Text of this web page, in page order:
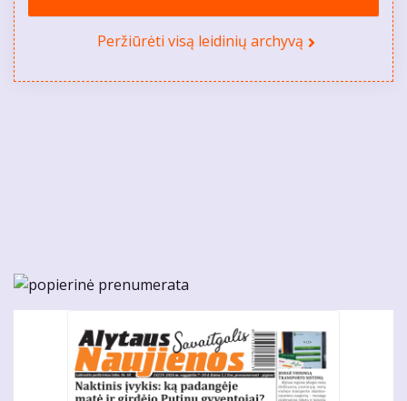
Peržiūrėti visą leidinių archyvą